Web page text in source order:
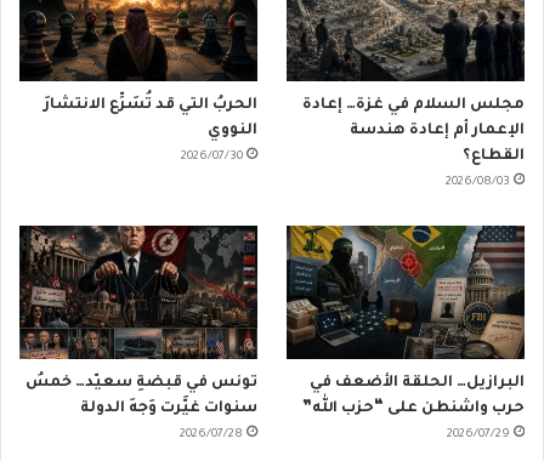
مجلس السلام في غزة… إعادة
الإعمار أم إعادة هندسة
القطاع؟
2026/08/03
الحربُ التي قد تُسَرِّع الانتشارَ
النووي
2026/07/30
البرازيل… الحلقة الأضعف في
حرب واشنطن على “حزب الله”
2026/07/29
تونس في قبضةِ سعيّد… خمسُ
سنوات غيَّرت وَجهَ الدولة
2026/07/28